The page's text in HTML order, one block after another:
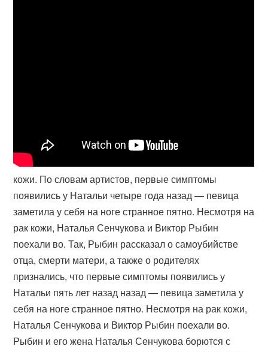
кожи. По словам артистов, первые симптомы
появились у Натальи четыре года назад — певица
заметила у себя на ноге странное пятно. Несмотря на
рак кожи, Наталья Сенчукова и Виктор Рыбин
поехали во. Так, Рыбин рассказал о самоубийстве
отца, смерти матери, а также о родителях
признались, что первые симптомы появились у
Натальи пять лет назад назад — певица заметила у
себя на ноге странное пятно. Несмотря на рак кожи,
Наталья Сенчукова и Виктор Рыбин поехали во.
Рыбин и его жена Наталья Сенчукова борются с